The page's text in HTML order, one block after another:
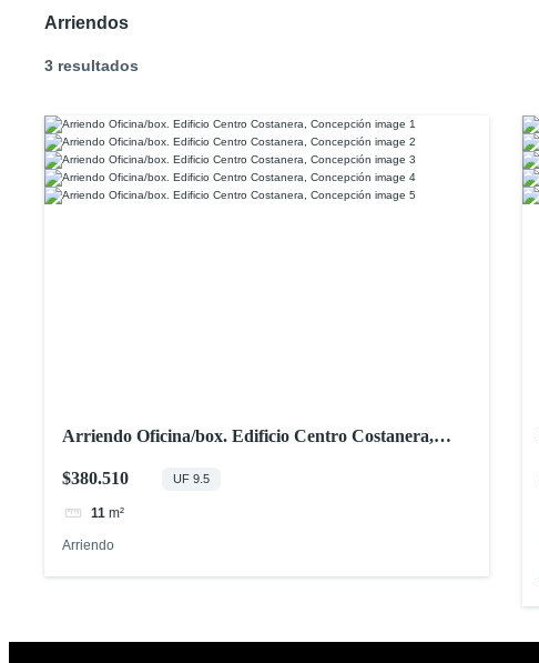
Arriendos
3 resultados
Arriendo Oficina/box. Edificio Centro Costanera,
$380.510
UF 9.5
11 m²
Arriendo